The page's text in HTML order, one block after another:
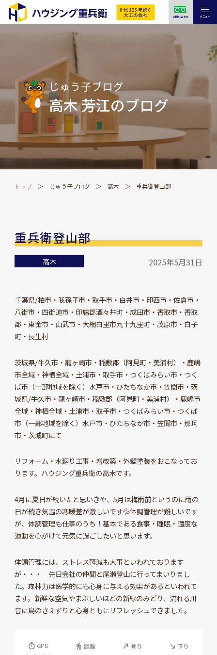
お問い合わせ メニュー
じゅう子ブログ
高木 芳江のブログ
トップ じゅう子ブログ 高木 重兵衛登山部
重兵衛登山部
高木 2025年5月31日
千葉県/柏市・我孫子市・取手市・白井市・印西市・佐倉市・
八街市・四街道市・印旛郡酒々井町・成田市・香取市・香取
郡・東金市・山武市・大網白里市九十九里町・茂原市・白子
町・長生村
茨城県/牛久市・龍ヶ崎市・稲敷郡（阿見町・美浦村）・鹿嶋
市全域・神栖全域・土浦市・取手市・つくばみらい市・つく
ば市（一部地域を除く）水戸市・ひたちなか市・笠間市・茨
城県/牛久市・龍ヶ崎市・稲敷郡（阿見町・美浦村）・鹿嶋市
全域・神栖全域・土浦市・取手市・つくばみらい市・つくば
市（一部地域を除く）水戸市・ひたちなか市・笠間市・那珂
市・茨城町にて
リフォーム・水廻り工事・増改築・外壁塗装をおこなってお
ります。ハウジング重兵衛の高木です。
4月に夏日が続いたと思いきや、5月は梅雨前というのに雨の
日が続き気温の寒暖差が激しいです💦体調管理が難しいです
が、体調管理も仕事のうち！基本である食事・睡眠・適度な
運動を心がけて元気に過ごしたいと思います。
体調管理には、ストレス軽減も大事といわれております
が・・・ 先日会社の仲間と尾瀬登山に行ってまいりまし
た。森林力は医学的にも心身に与える効果があるといわれて
ます。新鮮な空気やまぶしいほどの新緑のみどり、流れる川
音に鳥のさえずりと心身ともにリフレッシュできました。